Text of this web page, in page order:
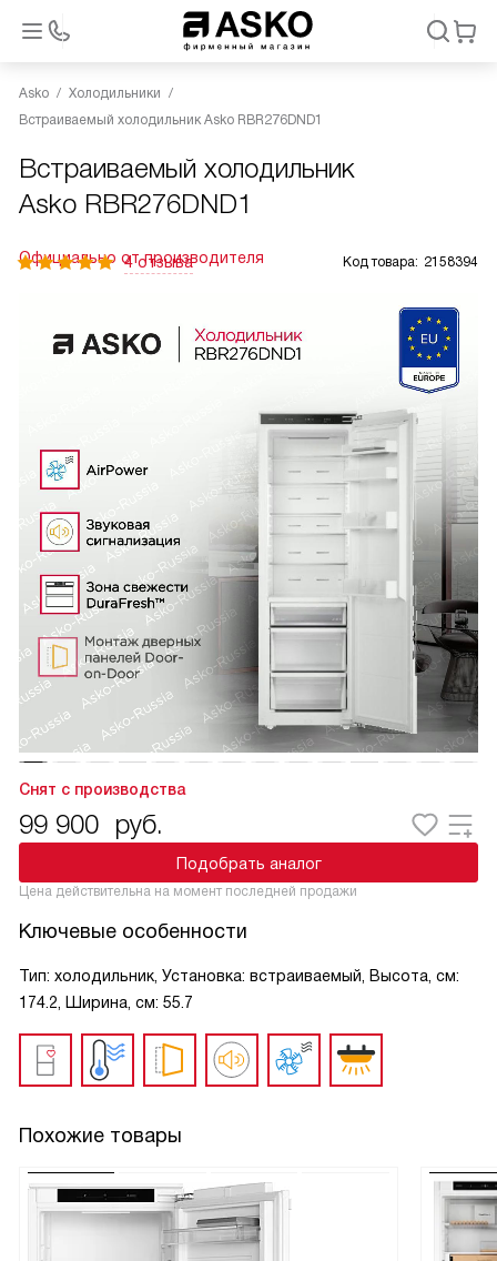
Asko
Холодильники
Встраиваемый холодильник Asko RBR276DND1
Встраиваемый холодильник
Asko RBR276DND1
Официально от производителя
4 отзыва Код товара: 2158394
Снят с производства
99 900 руб.
Подобрать аналог
Цена действительна на момент последней продажи
Ключевые особенности
Тип: холодильник, Установка: встраиваемый, Высота, см:
174.2, Ширина, см: 55.7
Похожие товары